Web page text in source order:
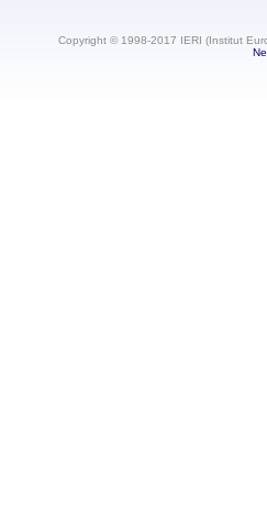
Copyright © 1998-2017 IERI (Institut